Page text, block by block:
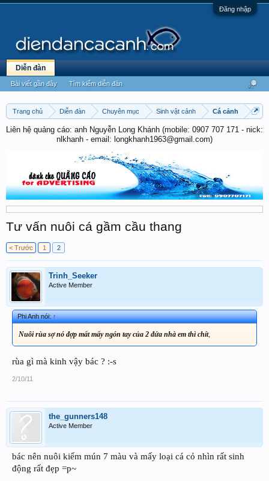
Đăng nhập
Trang chủ Diễn đàn Chuyên mục Sinh vật cảnh Cá cảnh
Liên hệ quảng cáo: anh Nguyễn Long Khánh (mobile: 0907 707 171 - nick:
nlkhanh - email: longkhanh1963@gmail.com)
Tư vấn nuôi cá gầm cầu thang
< Trước 1 2
Trinh_Seeker
Active Member
Phi Anh nói:↑
Nuôi rùa sợ nó đợp mất mấy ngón tay của 2 đứa nhà em thì chít,
rùa gì mà kinh vậy bác ? :-s
2/10/11
the_gunners148
Active Member
bác nên nuôi kiếm mún 7 màu và mấy loại cá cỏ nhìn rất sinh
động rất đẹp =p~
Diễn đàn
Bài viết gần đây Tìm kiếm diễn đàn